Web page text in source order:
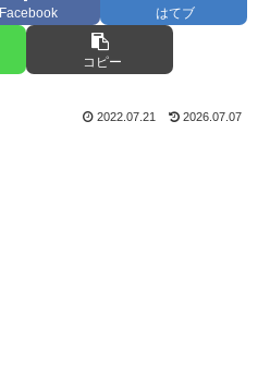
Facebook はてブ
コピー
2022.07.21 2026.07.07